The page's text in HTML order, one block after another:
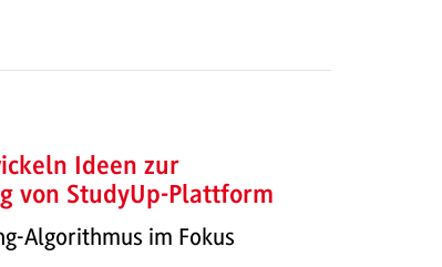
Ideen zur
von StudyUp-Plattform
Algorithmus im Fokus